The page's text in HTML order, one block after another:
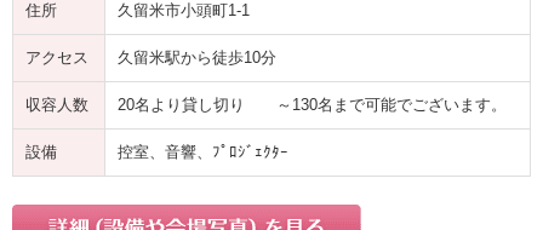
住所 久留米市小頭町1-1
アクセス 久留米駅から徒歩10分
収容人数 20名より貸し切り ～130名まで可能でございます。
設備 控室、音響、ﾌﾟﾛｼﾞｪｸﾀｰ